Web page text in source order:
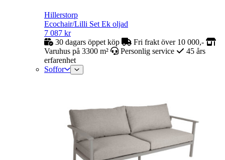
Hillerstorp
Ecochair/Lilli Set Ek oljad
7 087 kr
30 dagars öppet köp
Fri frakt över 10 000,-
Varuhus på 3300 m²
Personlig service
45 års
erfarenhet
Soffor